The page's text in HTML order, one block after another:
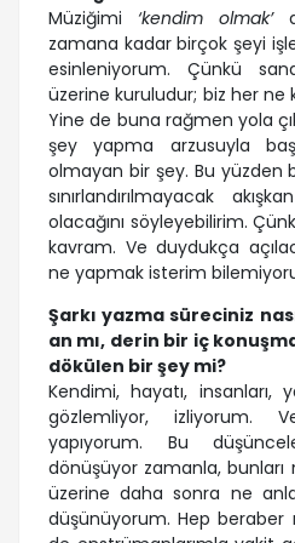
Müziğimi ‘kendim olmak’
zamana kadar birçok şeyi
esinleniyorum. Çünkü
üzerine kuruludur; biz her
Yine de buna rağmen yola
şey yapma arzusuyla
olmayan bir şey. Bu yüzden
sınırlandırılmayacak
olacağını söyleyebilirim.
kavram. Ve duydukça
ne yapmak isterim
Şarkı yazma süreciniz
an mı, derin bir iç
dökülen bir şey mi?
Kendimi, hayatı, insanları,
gözlemliyor, izliyorum.
yapıyorum. Bu
dönüşüyor zamanla,
üzerine daha sonra ne
düşünüyorum. Hep beraber